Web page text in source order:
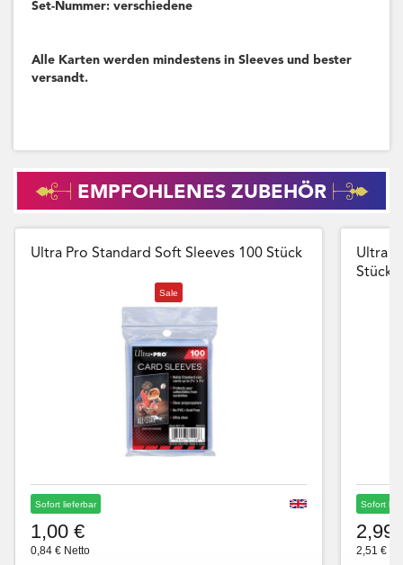
Set-Nummer: verschiedene
Alle Karten werden mindestens in Sleeves und bester
versandt.
EMPFOHLENES ZUBEHÖR
Ultra Pro Standard Soft Sleeves 100 Stück
Sale
Sofort lieferbar
1,00 €
0,84 € Netto
Ultra
Stück
Sofort
2,99
2,51 €